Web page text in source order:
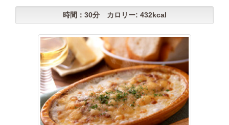
時間：30分 カロリー: 432kcal